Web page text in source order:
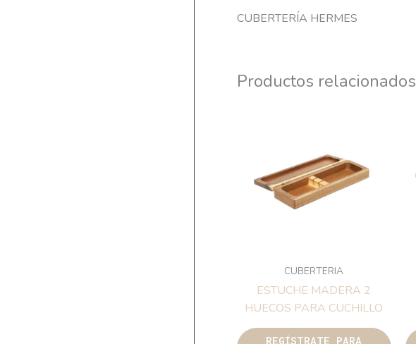
CUBERTERÍA HERMES
Productos relacionados
CUBERTERIA
ESTUCHE MADERA 2
HUECOS PARA CUCHILLO
REGÍSTRATE PARA